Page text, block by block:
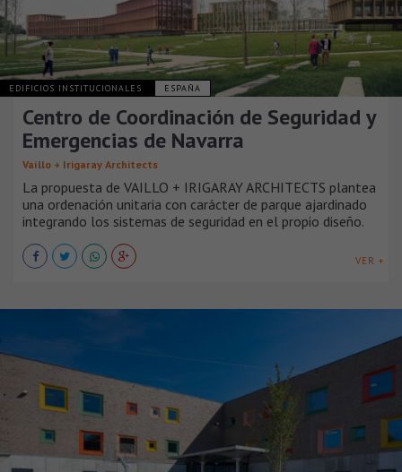
EDIFICIOS INSTITUCIONALES ESPAÑA
Centro de Coordinación de Seguridad y
Emergencias de Navarra
Vaíllo + Irigaray Architects
La propuesta de VAILLO + IRIGARAY ARCHITECTS plantea
una ordenación unitaria con carácter de parque ajardinado
integrando los sistemas de seguridad en el propio diseño.
VER +